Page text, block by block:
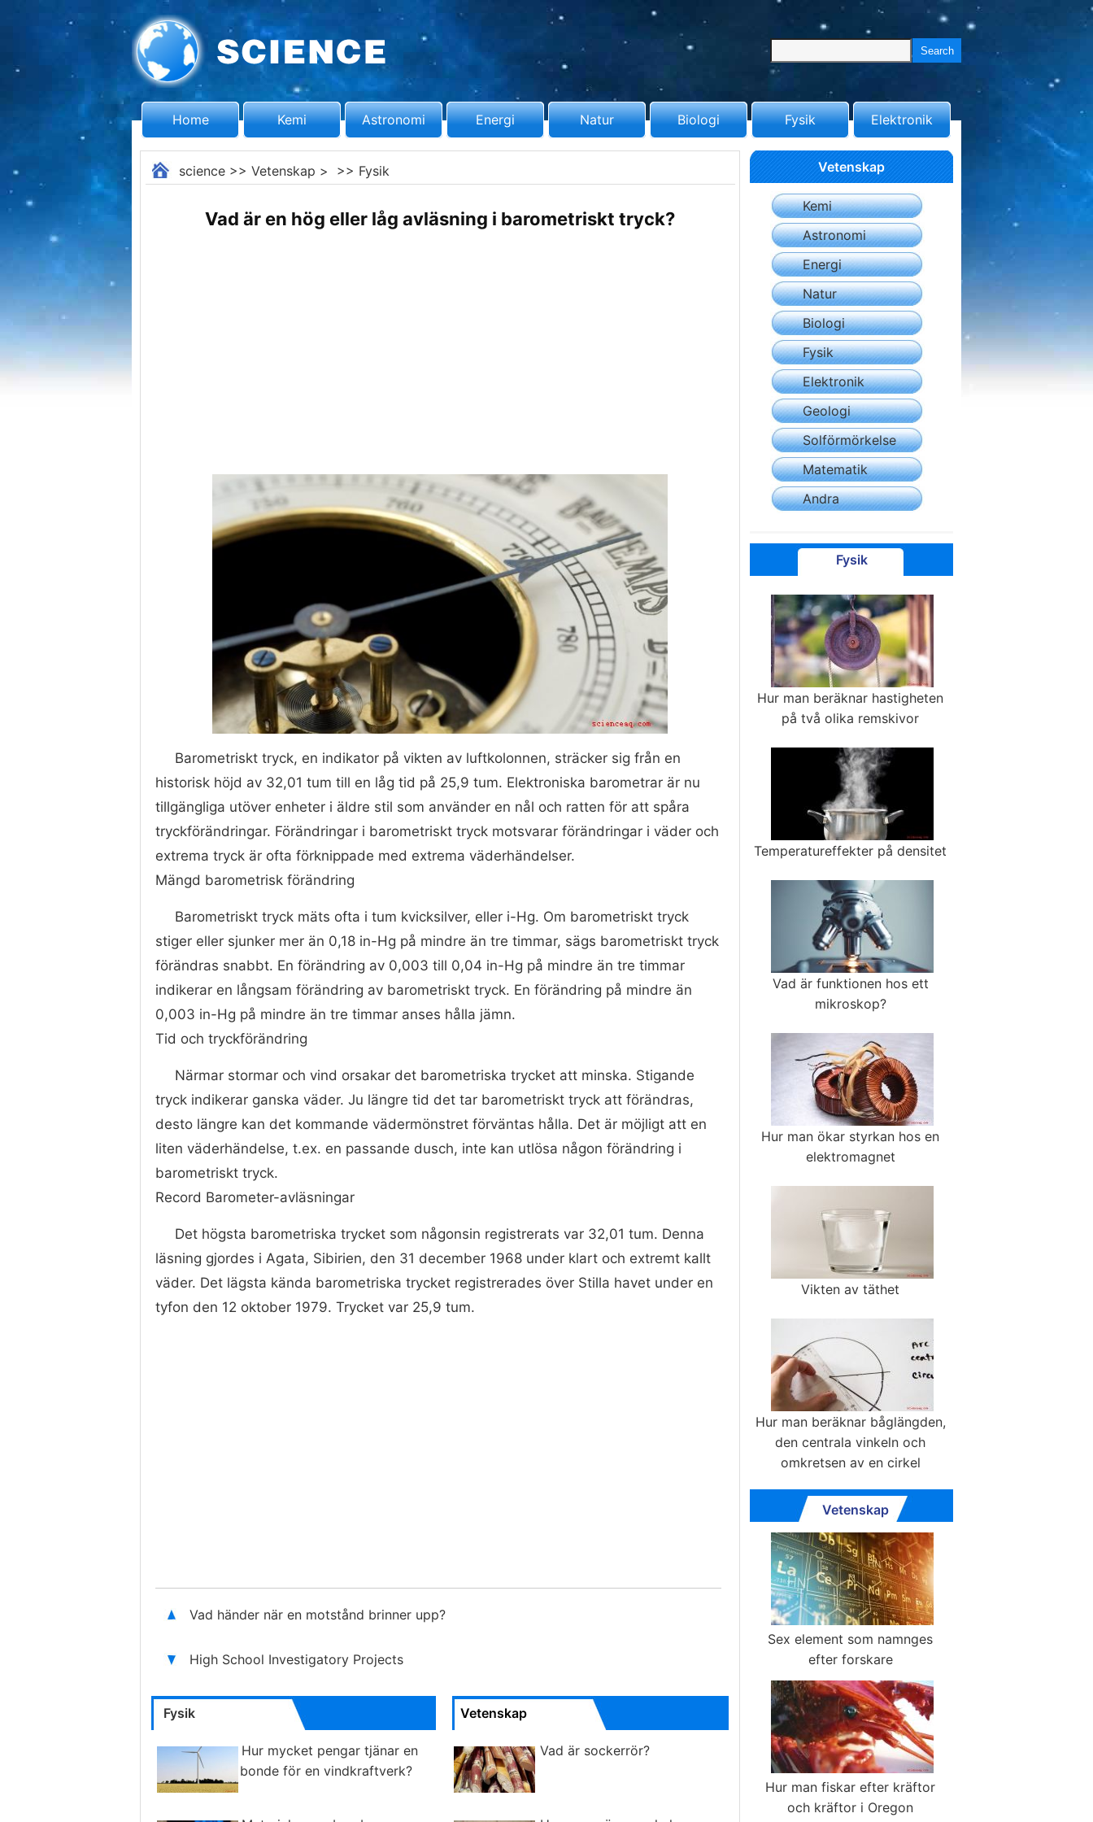
Home Kemi Astronomi Energi Natur Biologi Fysik Elektronik
science>> Vetenskap > >> Fysik
Vad är en hög eller låg avläsning i barometriskt tryck?
Barometriskt tryck, en indikator på vikten av luftkolonnen, sträcker sig från en
historisk höjd av 32,01 tum till en låg tid på 25,9 tum. Elektroniska barometrar är nu
tillgängliga utöver enheter i äldre stil som använder en nål och ratten för att spåra
tryckförändringar. Förändringar i barometriskt tryck motsvarar förändringar i väder och
extrema tryck är ofta förknippade med extrema väderhändelser.
Mängd barometrisk förändring
Barometriskt tryck mäts ofta i tum kvicksilver, eller i-Hg. Om barometriskt tryck
stiger eller sjunker mer än 0,18 in-Hg på mindre än tre timmar, sägs barometriskt tryck
förändras snabbt. En förändring av 0,003 till 0,04 in-Hg på mindre än tre timmar
indikerar en långsam förändring av barometriskt tryck. En förändring på mindre än
0,003 in-Hg på mindre än tre timmar anses hålla jämn.
Tid och tryckförändring
Närmar stormar och vind orsakar det barometriska trycket att minska. Stigande
tryck indikerar ganska väder. Ju längre tid det tar barometriskt tryck att förändras,
desto längre kan det kommande vädermönstret förväntas hålla. Det är möjligt att en
liten väderhändelse, t.ex. en passande dusch, inte kan utlösa någon förändring i
barometriskt tryck.
Record Barometer-avläsningar
Det högsta barometriska trycket som någonsin registrerats var 32,01 tum. Denna
läsning gjordes i Agata, Sibirien, den 31 december 1968 under klart och extremt kallt
väder. Det lägsta kända barometriska trycket registrerades över Stilla havet under en
tyfon den 12 oktober 1979. Trycket var 25,9 tum.
Vad händer när en motstånd brinner upp?
High School Investigatory Projects
Fysik
Hur mycket pengar tjänar en
bonde för en vindkraftverk?
Vetenskap
Vad är sockerrör?
Vetenskap
Kemi
Astronomi
Energi
Natur
Biologi
Fysik
Elektronik
Geologi
Solförmörkelse
Matematik
Andra
Fysik
Hur man beräknar hastigheten
på två olika remskivor
Temperatureffekter på densitet
Vad är funktionen hos ett
mikroskop?
Hur man ökar styrkan hos en
elektromagnet
Vikten av täthet
Hur man beräknar båglängden,
den centrala vinkeln och
omkretsen av en cirkel
Vetenskap
Sex element som namnges
efter forskare
Hur man fiskar efter kräftor
och kräftor i Oregon